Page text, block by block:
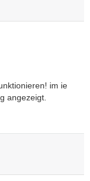
im ie
angezeigt.